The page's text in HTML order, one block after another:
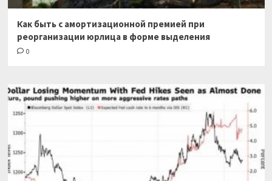
Как быть с амортизационной премией при
реорганизации юрлица в форме выделения
0